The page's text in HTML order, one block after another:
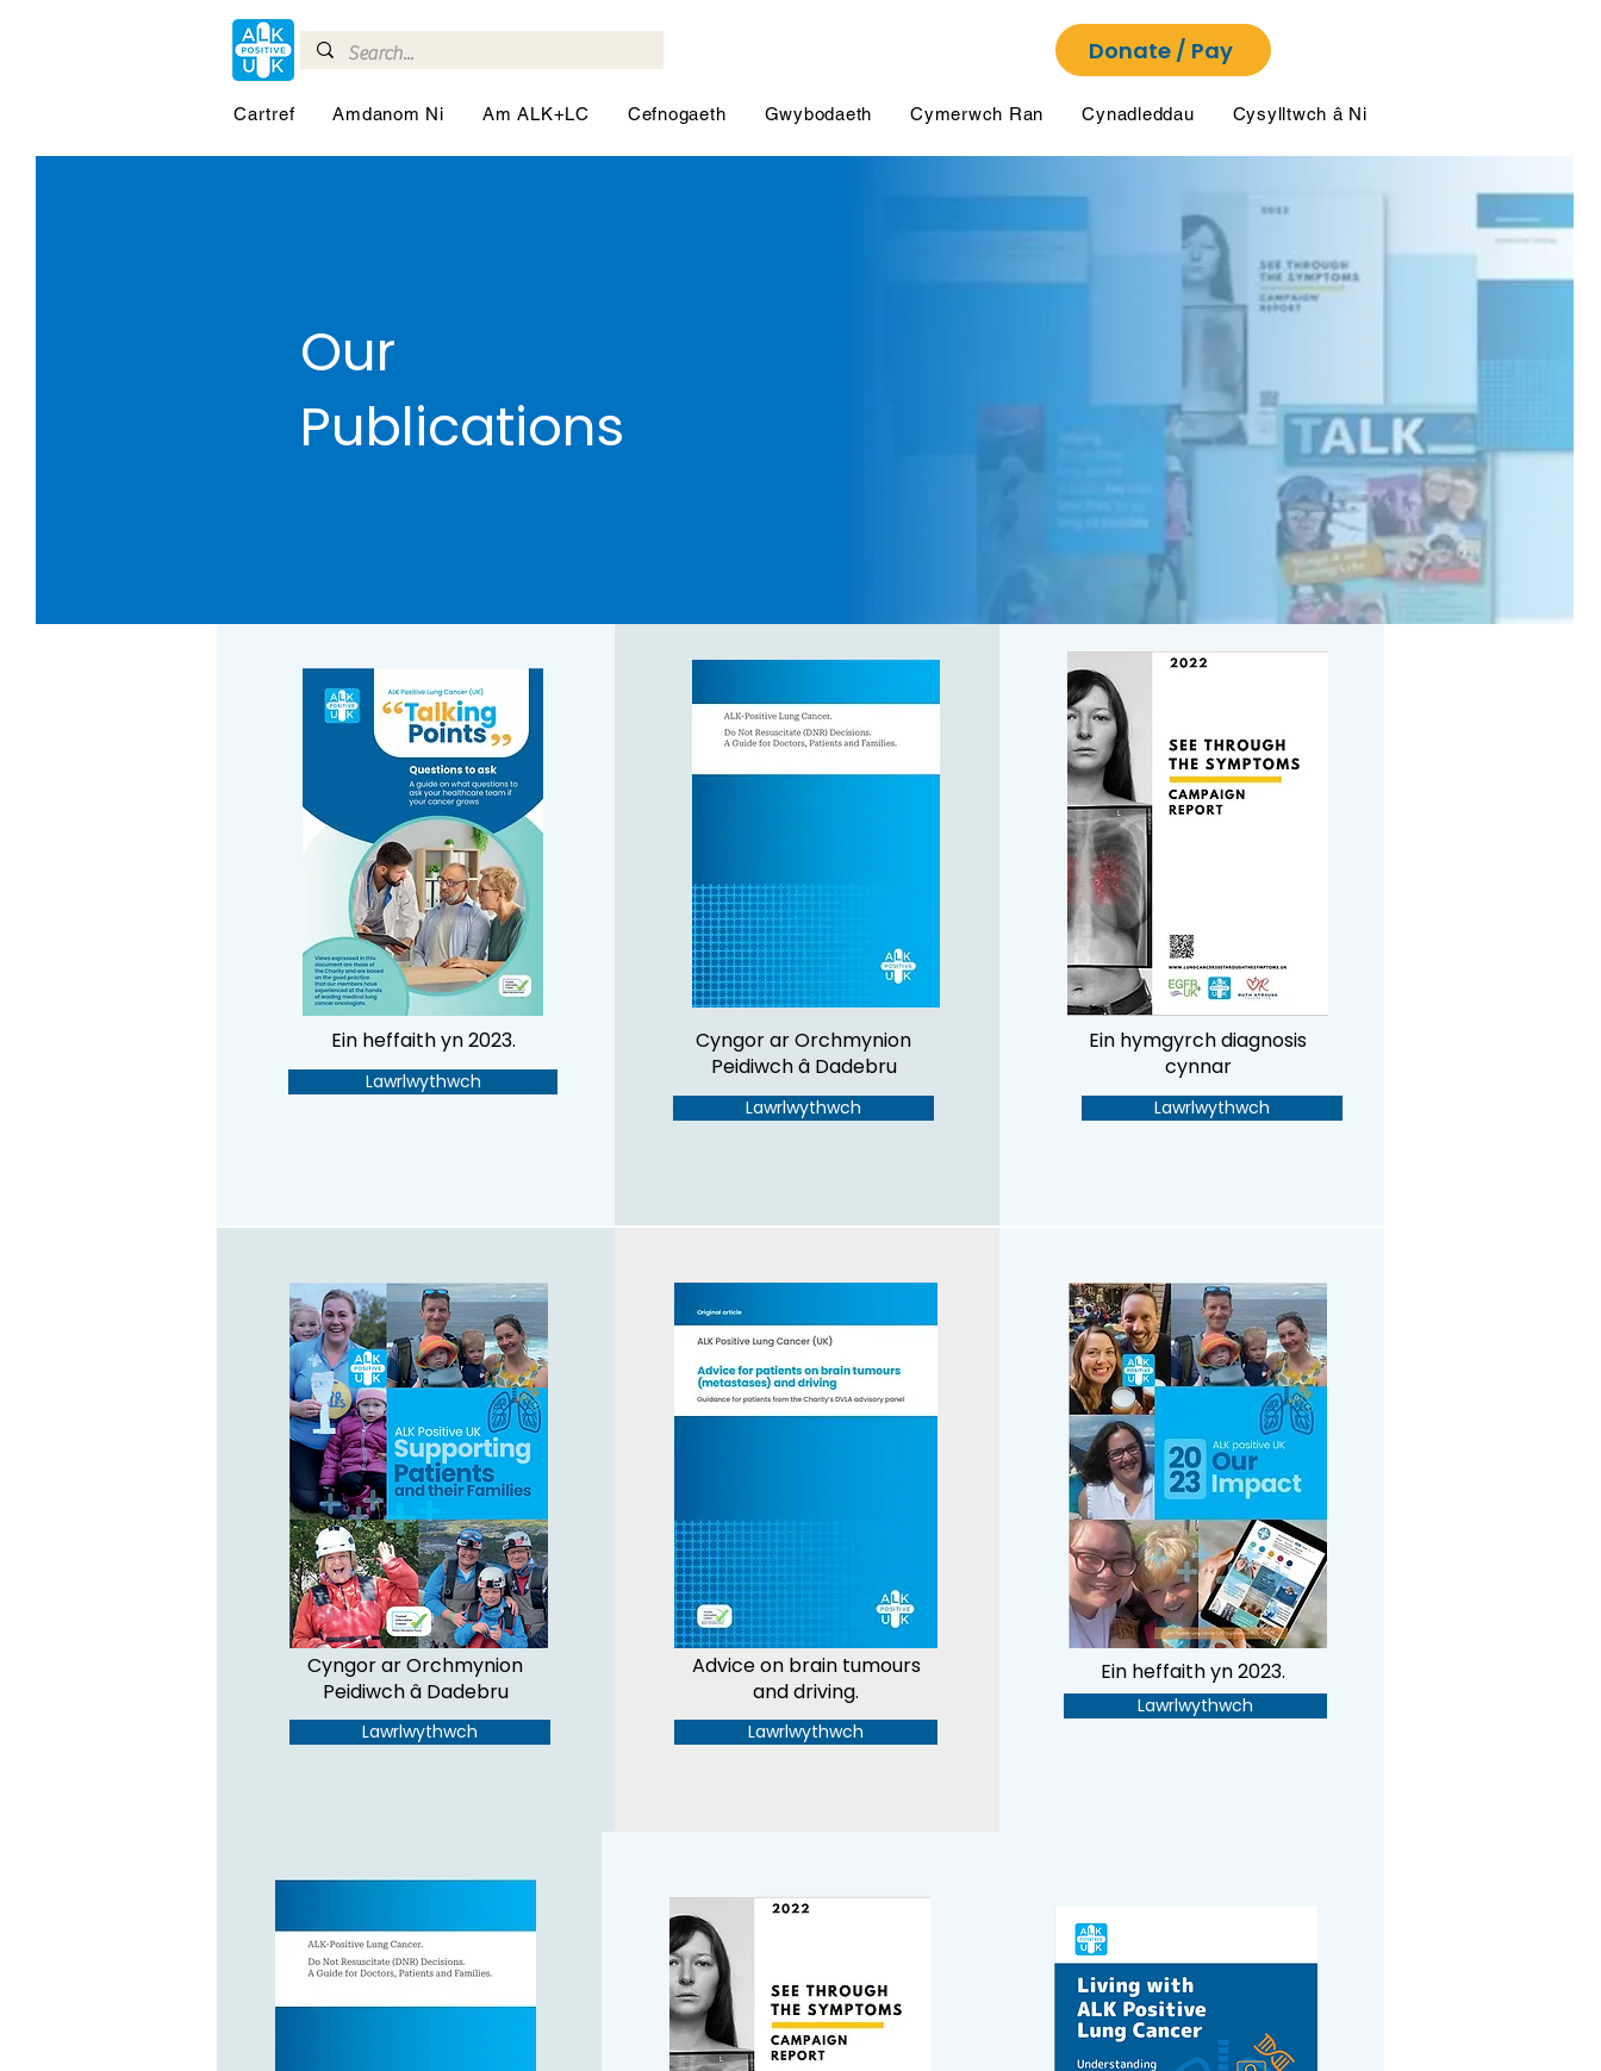
Donate / Pay
Cartref Amdanom Ni Am ALK+LC Cefnogaeth Gwybodaeth Cymerwch Ran Cynadleddau Cysylltwch â Ni
Our
Publications
Ein heffaith yn 2023.
Lawrlwythwch
Cyngor ar Orchmynion
Peidiwch â Dadebru
Lawrlwythwch
Ein hymgyrch diagnosis
cynnar
Lawrlwythwch
Cyngor ar fyw gydag ALK-
positif LC.
Questions you may wish to
ask your oncologist.
Lawrlwythwch
Cyngor ar diwmorau ar yr
ymennydd a gyrru.
Lawrlwythwch
Cyngor ar Orchmynion
Peidiwch â Dadebru
Lawrlwythwch
Advice on brain tumours
and driving.
Lawrlwythwch
Ein heffaith yn 2023.
Lawrlwythwch